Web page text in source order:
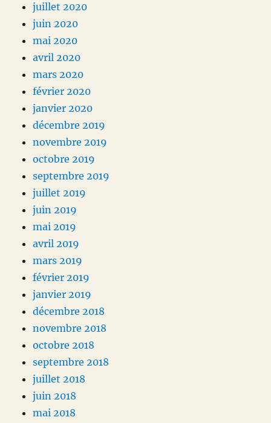
juillet 2020
juin 2020
mai 2020
avril 2020
mars 2020
février 2020
janvier 2020
décembre 2019
novembre 2019
octobre 2019
septembre 2019
juillet 2019
juin 2019
mai 2019
avril 2019
mars 2019
février 2019
janvier 2019
décembre 2018
novembre 2018
octobre 2018
septembre 2018
juillet 2018
juin 2018
mai 2018